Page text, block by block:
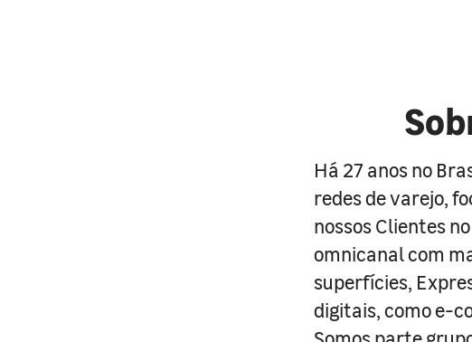
Há 27 anos no
redes de varejo,
nossos Clientes
omnicanal com
superfícies,
digitais, como e-